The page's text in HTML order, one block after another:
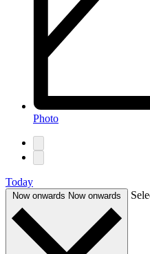
Photo
Today
Now onwards Now onwards